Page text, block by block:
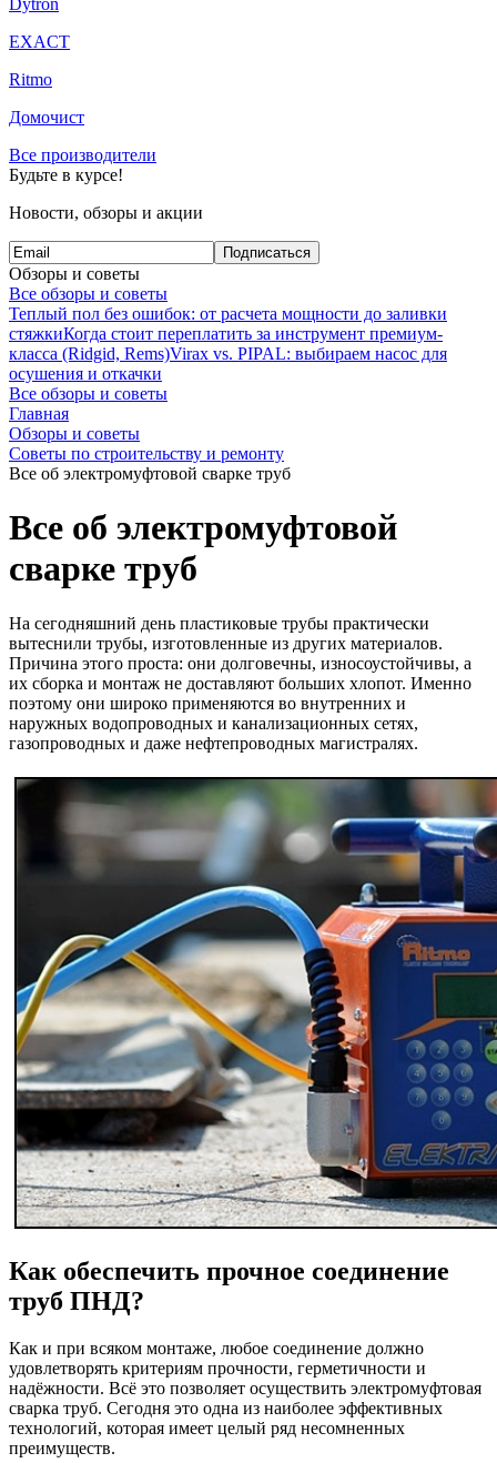
Dytron
EXACT
Ritmo
Домочист
Все производители
Будьте в курсе!
Новости, обзоры и акции
Подписаться
Обзоры и советы
Все обзоры и советы
Теплый пол без ошибок: от расчета мощности до заливки
стяжкиКогда стоит переплатить за инструмент премиум-
класса (Ridgid, Rems)Virax vs. PIPAL: выбираем насос для
осушения и откачки
Все обзоры и советы
Главная
Обзоры и советы
Советы по строительству и ремонту
Все об электромуфтовой сварке труб
Все об электромуфтовой
сварке труб
На сегодняшний день пластиковые трубы практически
вытеснили трубы, изготовленные из других материалов.
Причина этого проста: они долговечны, износоустойчивы, а
их сборка и монтаж не доставляют больших хлопот. Именно
поэтому они широко применяются во внутренних и
наружных водопроводных и канализационных сетях,
газопроводных и даже нефтепроводных магистралях.
Как обеспечить прочное соединение
труб ПНД?
Как и при всяком монтаже, любое соединение должно
удовлетворять критериям прочности, герметичности и
надёжности. Всё это позволяет осуществить электромуфтовая
сварка труб. Сегодня это одна из наиболее эффективных
технологий, которая имеет целый ряд несомненных
преимуществ.